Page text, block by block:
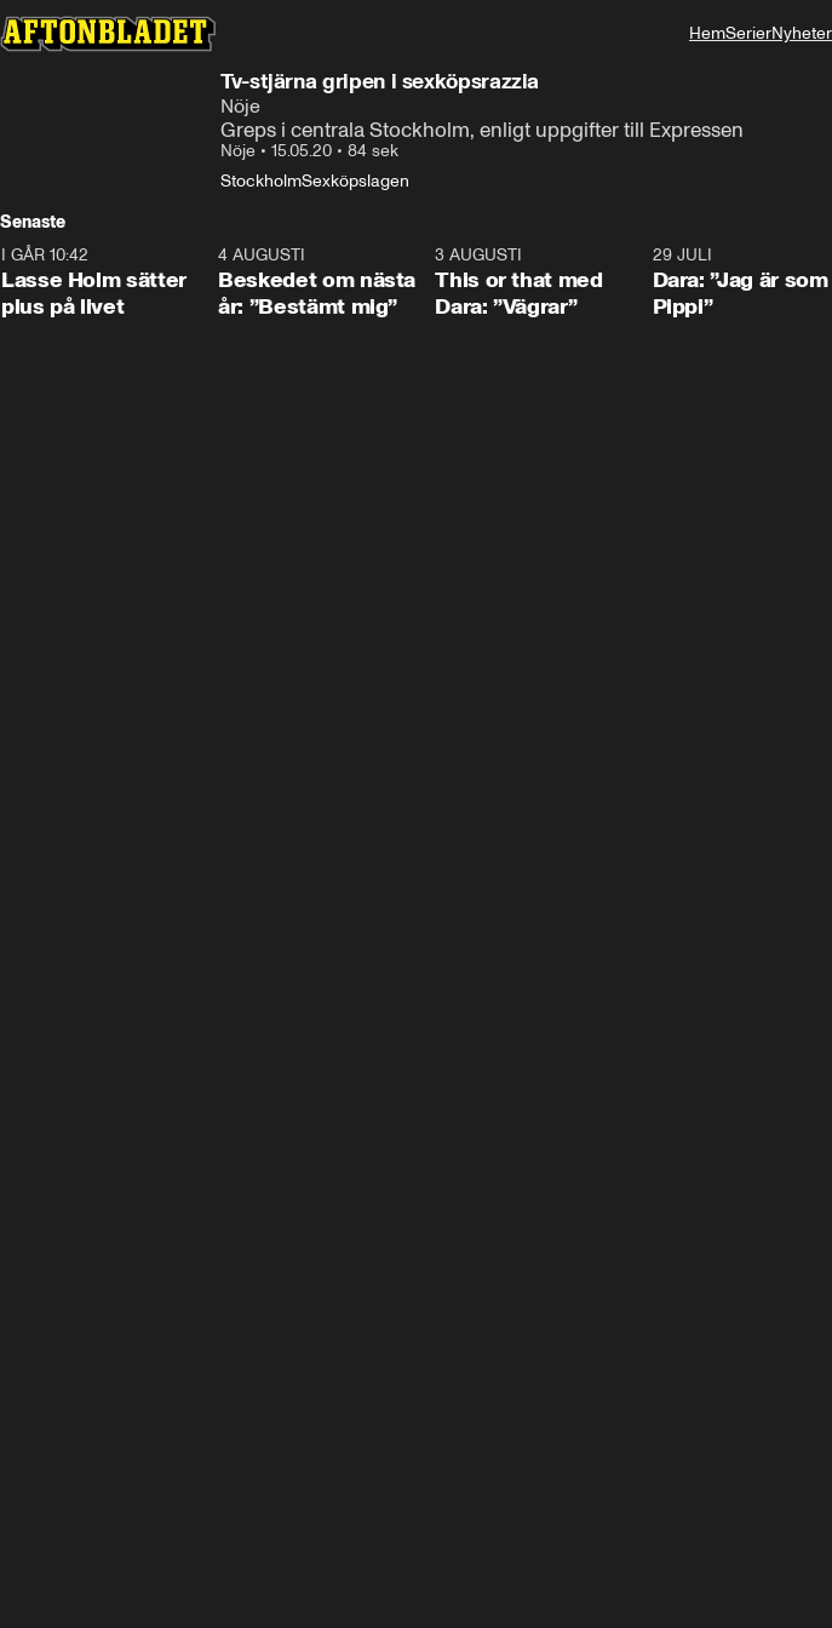
HemSerierNyheter
Tv-stjärna gripen i sexköpsrazzia
Nöje
Greps i centrala Stockholm, enligt uppgifter till Expressen
Nöje • 15.05.20 • 84 sek
StockholmSexköpslagen
Senaste
1:04
I GÅR 10:42
Lasse Holm sätter
plus på livet
0:24
4 AUGUSTI
Beskedet om nästa
år: ”Bestämt mig”
3 AUGUSTI
This or that med
Dara: ”Vägrar”
29 JULI
Dara: ”Jag är som
Pippi”